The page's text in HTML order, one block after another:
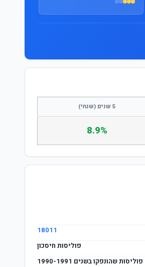
5 שנים (שנתי)
8.9%
18011
פוליסות חיסכון
פוליסות שהונפקו בשנים 1990-1991